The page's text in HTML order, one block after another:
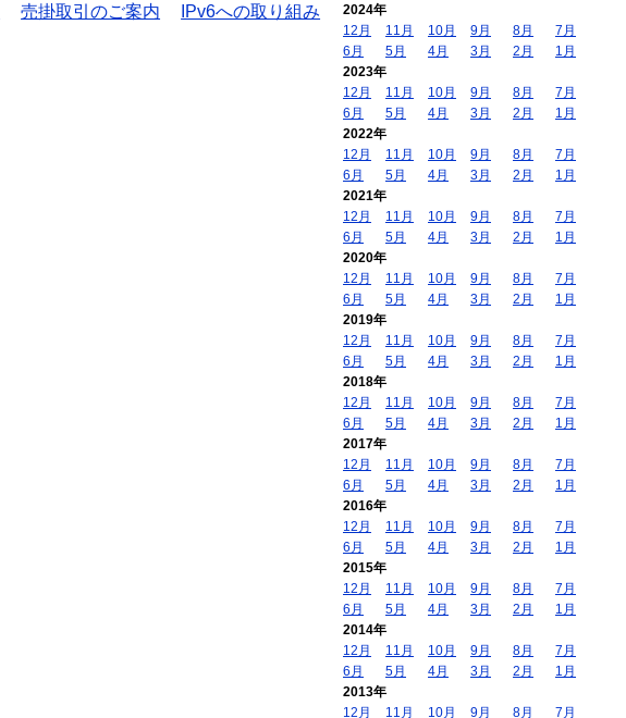
売掛取引のご案内
IPv6への取り組み
2024年
12月
11月 10月 9月 8月
7月
6月
5月 4月 3月 2月
1月
2023年
12月
11月 10月 9月 8月
7月
6月
5月 4月 3月 2月
1月
2022年
12月
11月 10月 9月 8月
7月
6月
5月 4月 3月 2月
1月
2021年
12月
11月 10月 9月 8月
7月
6月
5月 4月 3月 2月
1月
2020年
12月
11月 10月 9月 8月
7月
6月
5月 4月 3月 2月
1月
2019年
12月
11月 10月 9月 8月
7月
6月
5月 4月 3月 2月
1月
2018年
12月
11月 10月 9月 8月
7月
6月
5月 4月 3月 2月
1月
2017年
12月
11月 10月 9月 8月
7月
6月
5月 4月 3月 2月
1月
2016年
12月
11月 10月 9月 8月
7月
6月
5月 4月 3月 2月
1月
2015年
12月
11月 10月 9月 8月
7月
6月
5月 4月 3月 2月
1月
2014年
12月
11月 10月 9月 8月
7月
6月
5月 4月 3月 2月
1月
2013年
12月
11月 10月 9月 8月 7月